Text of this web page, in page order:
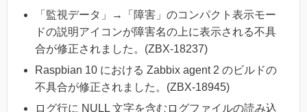
「監視データ」→「障害」のコンパクト表示モー
ドの説明アイコンが障害名の上に表示される不具
合が修正されました。(ZBX-18237)
Raspbian 10 における Zabbix agent 2 のビルドの
不具合が修正されました。(ZBX-18945)
ログ行に NULL 文字を含むログファイルの読み込